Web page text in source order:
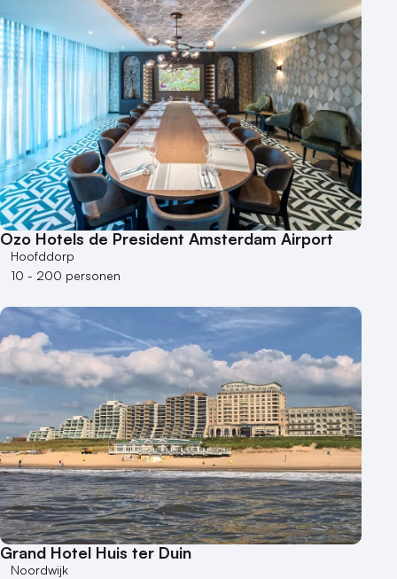
Hybride events
Industriële locatie
Kasteel en landgoed
Kleine / intieme locatie
Locaties aan zee
Museum
Theater
Varende locatie
Ozo Hotels de President Amsterdam Airport
Hoofddorp
10 - 200 personen
Grand Hotel Huis ter Duin
Noordwijk